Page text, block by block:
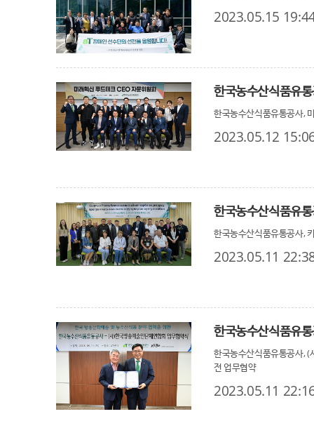
2023.05.15
한국농수산식품유
한국농수산식품유통공사,
2023.05.12
한국농수산식품유통공사,
2023.05.11
한국농수산식품유통공사, (
전 업무협약
2023.05.11